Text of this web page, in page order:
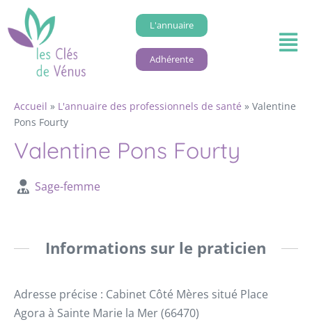
L'annuaire
Adhérente
Accueil » L'annuaire des professionnels de santé » Valentine
Pons Fourty
Valentine Pons Fourty
Sage-femme
Informations sur le praticien
Adresse précise : Cabinet Côté Mères situé Place
Agora à Sainte Marie la Mer (66470)